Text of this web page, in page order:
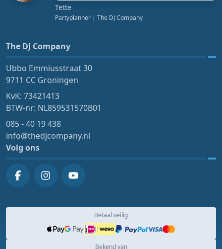
Tette
Partyplanner | The DJ Company
The DJ Company
Ubbo Emmiusstraat 30
9711 CC Groningen
KvK: 73421413
BTW-nr: NL859531570B01
085 - 40 19 438
info@thedjcompany.nl
Volg ons
Betaal veilig
Bekend van